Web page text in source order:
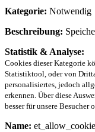
Kategorie: Notwendig
Beschreibung:
Statistik & Analyse:
Cookies dieser Kategorie
Statistiktool, oder von
personalisiertes, jedoch
erkennen. Über diese
besser für unsere Besucher
Name: